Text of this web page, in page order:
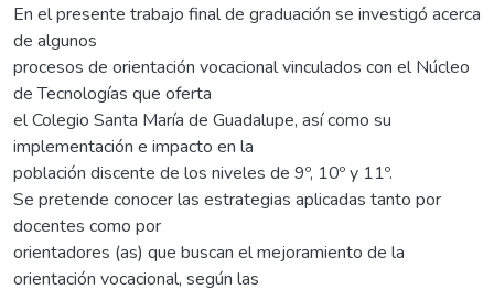
En el presente trabajo final de graduación se investigó acerca
de algunos
procesos de orientación vocacional vinculados con el Núcleo
de Tecnologías que oferta
el Colegio Santa María de Guadalupe, así como su
implementación e impacto en la
población discente de los niveles de 9º, 10º y 11º.
Se pretende conocer las estrategias aplicadas tanto por
docentes como por
orientadores (as) que buscan el mejoramiento de la
orientación vocacional, según las